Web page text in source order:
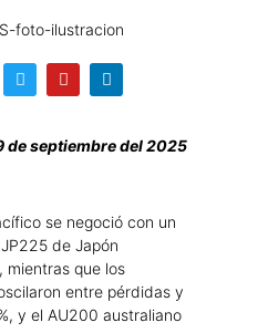
de septiembre del 2025
se negoció con un
de Japón
mientras que los
entre pérdidas y
y el AU200 australiano